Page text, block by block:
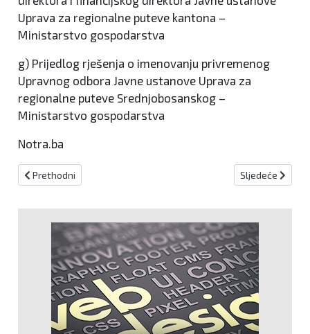
Uprava za regionalne puteve kantona –
Ministarstvo gospodarstva
g) Prijedlog rješenja o imenovanju privremenog
Upravnog odbora Javne ustanove Uprava za
regionalne puteve Srednjobosanskog –
Ministarstvo gospodarstva
Notra.ba
Prethodni članak: (FOTO) Bugojno u središtu pažnje Vlade
Prethodni Sljedeći članak:
Sljedeće